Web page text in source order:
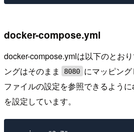
docker-compose.yml
docker-compose.ymlは以下のとお
ングはそのまま
8080 にマッピン
ファイルの設定を参照できるよう
を設定しています。